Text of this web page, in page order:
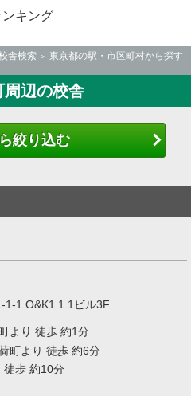
キング
舎検索
東京都の駅・市区町村から探す
周辺の校舎
絞り込む
1-1 O&K1.1.1ビル3F
より 徒歩 約1分
町より 徒歩 約6分
徒歩 約10分